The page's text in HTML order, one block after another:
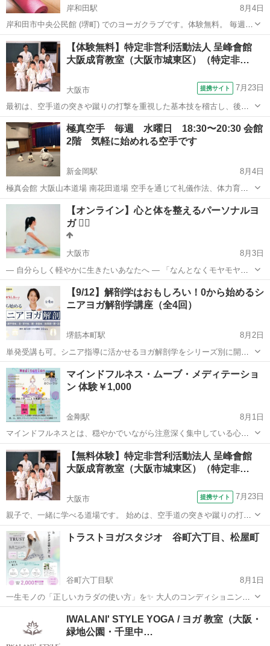
岸和田駅
8月4日
岸和田市中央公民館 (堺町) でのヨーガクラブです。体験無料。 毎週金
曜日19:15～20:45 月会費3200円 少人数でのヨーガアーサナ(ヨーガの
ポーズ)クラスです。初心者の方でも安心してご参加していただけま
す。様々...
大阪 岸和田市 岸和田駅 ヨガ 公民館
【体験無料】特定非営利活動法人 呈峰會館
大阪成育教室（大阪市城東区）（特定非…
大阪市 提携サイト 7月23日
最初は、空手道の突きや蹴りの打撃を重視した基本技を稽古し、後に
投げや小太刀を使って相手を制圧する組討道の技を習得していきま
す。防具を着け、突きや蹴りを受け合うので怪我をする事無く力の加
減を覚えられると同時に、少々の痛みを知る...
大阪 大阪市 空手/他格闘技
極真空手 毎週 水曜日 18:30〜20:30 会館
2階 気軽に始めれる空手です
新金岡駅
8月4日
極真会館 大阪山本道場 南花田道場 空手を通じて礼儀作法、体力育
成、自信を育てる道場です。お互いの関わりや積極性、辛抱するチカ
ラを育みもう一歩努力出来る事を皆で一緒に頑張っていける道場で
す。 先ずは空手を好きになっていけ...
大阪 堺市 空手/他格闘技 礼儀作法
【オンライン】心と体を整えるパーソナルヨ
ガ 🧘‍♀️
大阪市
8月3日
― 自分らしく軽やかに生きたいあなたへ ― 「なんとなくモヤモヤす
る…」 「疲れが抜けない」 「がんばっているのに心が整わない」 そ
んなあなたへ🌿 ただ体を動かすだけではなく、 ヨガ ...
大阪 大阪市 ヨガ
【9/12】解剖学はおもしろい！0から始めるシ
ニアヨガ解剖学講座（全4回）
堺筋本町駅
8月2日
単発受講も可。シニア指導に活かせるヨガ解剖学をシリーズ別に開
催！ 講師：Miwa 今回、開催するのは、「シニア世代」の体に特化し
た解剖学を基礎から学ぶ講座。部位別に4シリーズで勉強する講座とな
っています。解剖学が苦手...
大阪 大阪市 堺筋本町駅 解剖学
マインドフルネス・ムーブ・メディテーショ
ン 体験￥1,000
金剛駅
8月1日
マインドフルネスとは、穏やかでいながら注意深く集中している心の
状態。 心の中のモヤモヤを取り払いイキイキとした自分になりません
か？ 講座内容は、呼吸法&ゆったりストレッチ 場所・・・Tiny Dance
Studio ...
大阪 大阪狭山市 金剛駅 ヨガ マインドフルネス
【無料体験】特定非営利活動法人 呈峰會館
大阪成育教室（大阪市城東区）（特定非…
大阪市 提携サイト 7月23日
親子で、一緒に学べる道場です。 始めは、空手道の突きや蹴りの打撃
を重視した基本技を稽古し、レベルアップしたところで、投げや小太
刀を使って相手を制圧する組討道の技を習得していきます。防具を着
け、突きや蹴りを受け合うので、怪我を...
大阪 大阪市 空手/他格闘技
トラストヨガスタジオ 谷町六丁目、松屋町
谷町六丁目駅
8月1日
一生モノの「正しいカラダの使い方」を✨ 大人のコンディショニング
ヨガスタジオ 『TRUST（トラスト）』 呼吸・姿勢・動きのバランス
を整えて、不調を改善！しなやかで疲れにくいカラダづくりを目指し
IWALANI' STYLE YOGA / ヨガ 教室（大阪・
緑地公園・千里中…